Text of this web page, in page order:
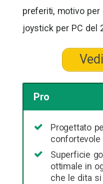
preferiti, motivo
joystick per PC del
Pro
Progettato
confortevole
Superficie
ottimale in
che le dita